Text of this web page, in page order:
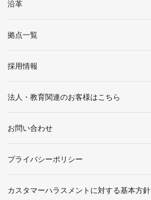
沿革
拠点一覧
採用情報
法人・教育関連のお客様はこちら
お問い合わせ
プライバシーポリシー
カスタマーハラスメントに対する基本方針